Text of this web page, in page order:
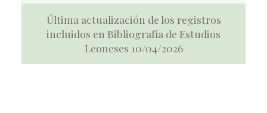
Última actualización de los registros
incluidos en Bibliografía de Estudios
Leoneses 10/04/2026